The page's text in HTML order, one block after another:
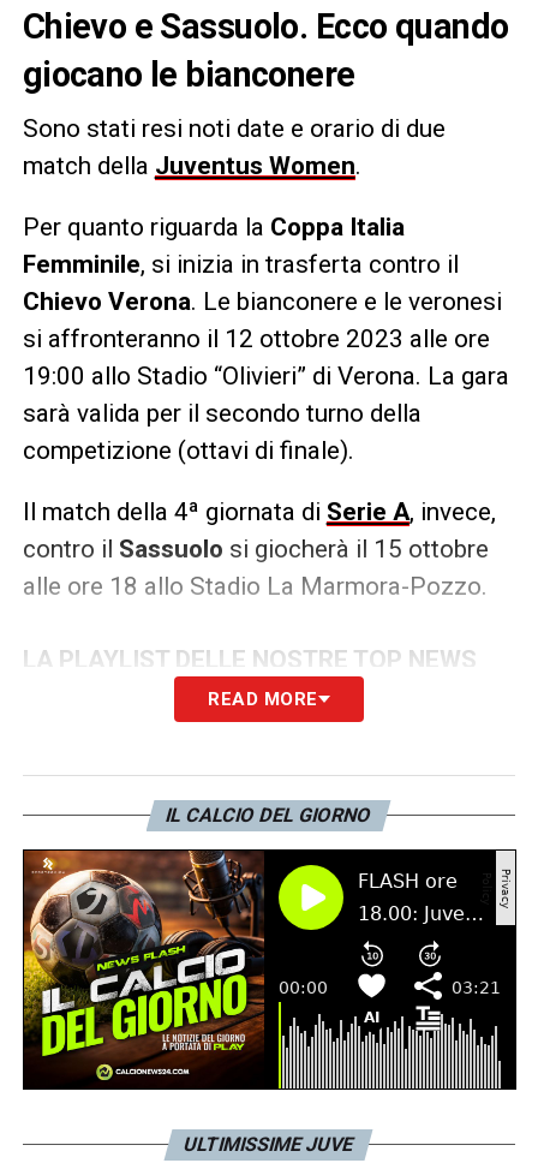
Chievo e Sassuolo. Ecco quando
giocano le bianconere
Sono stati resi noti date e orario di due
match della Juventus Women.
Per quanto riguarda la Coppa Italia
Femminile, si inizia in trasferta contro il
Chievo Verona. Le bianconere e le veronesi
si affronteranno il 12 ottobre 2023 alle ore
19:00 allo Stadio “Olivieri” di Verona. La gara
sarà valida per il secondo turno della
competizione (ottavi di finale).
Il match della 4ª giornata di Serie A, invece,
contro il Sassuolo si giocherà il 15 ottobre
alle ore 18 allo Stadio La Marmora-Pozzo.
LA PLAYLIST DELLE NOSTRE TOP NEWS
READ MORE
IL CALCIO DEL GIORNO
ULTIMISSIME JUVE